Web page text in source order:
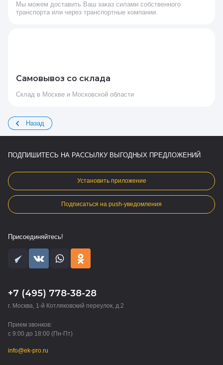
Мы можем доставить Ваш заказ силами собственного
транспорта или через транспортные компании.
Самовывоз со склада
Склад в Москве и Московской области
Назад
ПОДПИШИТЕСЬ НА РАССЫЛКУ ВЫГОДНЫХ ПРЕДЛОЖЕНИЙ
Установить приложение
Подписаться на push-уведомления
Присоединяйтесь!
+7 (495) 778-38-28
г. Москва, 1-й Котляковский переулок, д.2
Прием звонков:
с 9:00 до 18:00 (Пн-Пт)
info@ek-pro.ru